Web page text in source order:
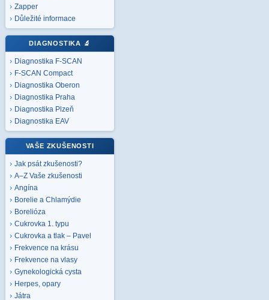
Zapper
Důležité informace
DIAGNOSTIKA 🔬
Diagnostika F-SCAN
F-SCAN Compact
Diagnostika Oberon
Diagnostika Praha
Diagnostika Plzeň
Diagnostika EAV
VAŠE ZKUŠENOSTI
Jak psát zkušenosti?
A–Z Vaše zkušenosti
Angína
Borelie a Chlamýdie
Borelióza
Cukrovka 1. typu
Cukrovka a tlak – Pavel
Frekvence na krásu
Frekvence na vlasy
Gynekologická cysta
Herpes, opary
Játra